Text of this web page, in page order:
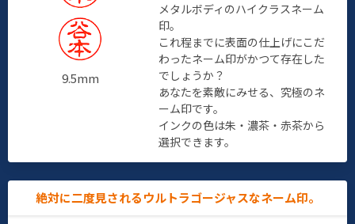
9.5mm
メタルボディのハイクラスネーム
印。
これ程までに表面の仕上げにこだ
わったネーム印がかつて存在した
でしょうか？
あなたを素敵にみせる、究極のネ
ーム印です。
インクの色は朱・濃茶・赤茶から
選択できます。
絶対に二度見されるウルトラゴージャスなネーム印。